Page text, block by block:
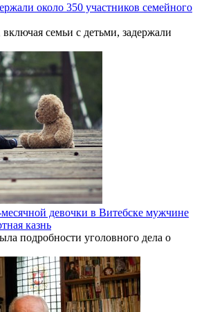
около 350 участников семейного
семьи с детьми, задержали
девочки в Витебске мужчине
казнь
подробности уголовного дела о